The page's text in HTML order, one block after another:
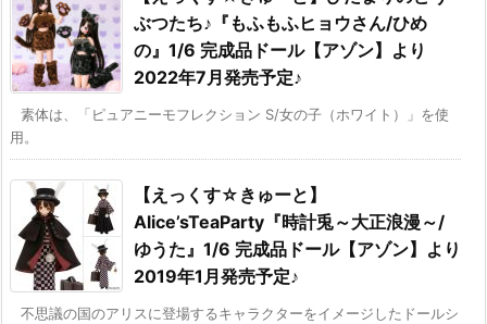
ぶつたち♪『もふもふヒョウさん/ひめ
の』1/6 完成品ドール【アゾン】より
2022年7月発売予定♪
素体は、「ピュアニーモフレクション S/女の子（ホワイト）」を使
用。
【えっくす☆きゅーと】
Alice’sTeaParty『時計兎～大正浪漫～/
ゆうた』1/6 完成品ドール【アゾン】より
2019年1月発売予定♪
不思議の国のアリスに登場するキャラクターをイメージしたドールシ